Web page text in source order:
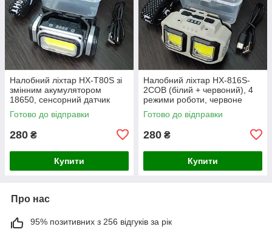
Налобний ліхтар HX-T80S зі
змінним акумулятором
18650, сенсорний датчик
руху, футляр
Готово до відправки
280 ₴
Купити
Налобний ліхтар HX-816S-
2COB (білий + червоний), 4
режими роботи, червоне
світло, сенсорний датчик
руху
Готово до відправки
280 ₴
Купити
Про нас
95% позитивних з 256 відгуків за рік